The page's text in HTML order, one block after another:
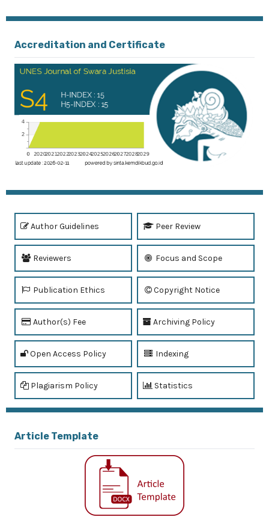
Accreditation and Certificate
Author Guidelines Peer Review
Reviewers Focus and Scope
Publication Ethics Copyright Notice
Author(s) Fee Archiving Policy
Open Access Policy Indexing
Plagiarism Policy Statistics
Article Template